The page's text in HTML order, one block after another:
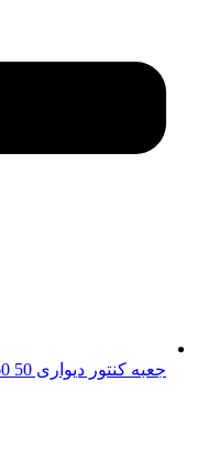
جعبه کنتور دیواری KB * 60 50